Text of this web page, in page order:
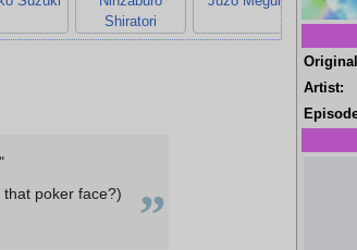
Artist:
Shiratori
poker face?)
„